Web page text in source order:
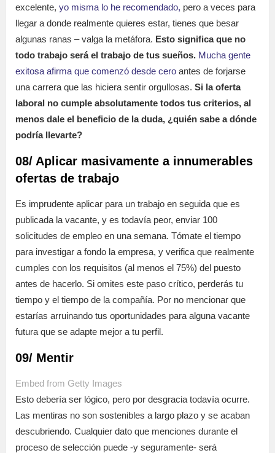
excelente, yo misma lo he recomendado, pero a veces para
llegar a donde realmente quieres estar, tienes que besar
algunas ranas – valga la metáfora. Esto significa que no
todo trabajo será el trabajo de tus sueños. Mucha gente
exitosa afirma que comenzó desde cero antes de forjarse
una carrera que las hiciera sentir orgullosas. Si la oferta
laboral no cumple absolutamente todos tus criterios, al
menos dale el beneficio de la duda, ¿quién sabe a dónde
podría llevarte?
08/ Aplicar masivamente a innumerables
ofertas de trabajo
Es imprudente aplicar para un trabajo en seguida que es
publicada la vacante, y es todavía peor, enviar 100
solicitudes de empleo en una semana. Tómate el tiempo
para investigar a fondo la empresa, y verifica que realmente
cumples con los requisitos (al menos el 75%) del puesto
antes de hacerlo. Si omites este paso crítico, perderás tu
tiempo y el tiempo de la compañía. Por no mencionar que
estarías arruinando tus oportunidades para alguna vacante
futura que se adapte mejor a tu perfil.
09/ Mentir
Embed from Getty Images
Esto debería ser lógico, pero por desgracia todavía ocurre.
Las mentiras no son sostenibles a largo plazo y se acaban
descubriendo. Cualquier dato que menciones durante el
proceso de selección puede -y seguramente- será